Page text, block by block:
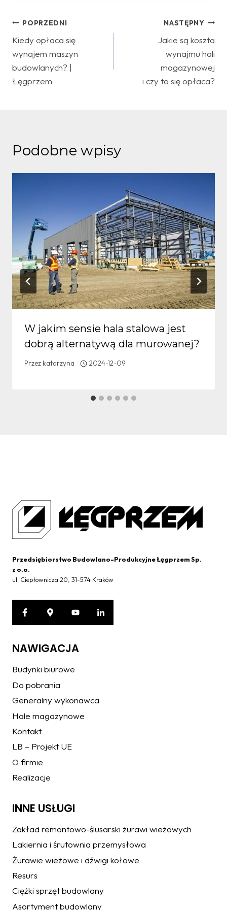
Nawigacja
wpisu
POPRZEDNI
Kiedy opłaca się
wynajem maszyn
budowlanych? |
Łęgprzem
NASTĘPNY
Jakie są koszta
wynajmu hali
magazynowej
i czy to się opłaca?
Podobne wpisy
W jakim sensie hala stalowa jest
dobrą alternatywą dla murowanej?
Przez katarzyna 2024-12-09
Przedsiębiorstwo Budowlano-Produkcyjne Łęgprzem Sp.
z o.o.
ul. Ciepłownicza 20, 31-574 Kraków
NAWIGACJA
Budynki biurowe
Do pobrania
Generalny wykonawca
Hale magazynowe
Kontakt
LB – Projekt UE
O firmie
Realizacje
INNE USŁUGI
Zakład remontowo-ślusarski żurawi wieżowych
Lakiernia i śrutownia przemysłowa
Żurawie wieżowe i dźwigi kołowe
Resurs
Ciężki sprzęt budowlany
Asortyment budowlany